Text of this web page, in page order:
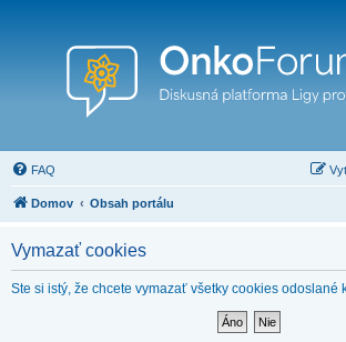
FAQ
Domov Obsah portálu
Vymazať cookies
Ste si istý, že chcete vymazať všetky cookies odoslané